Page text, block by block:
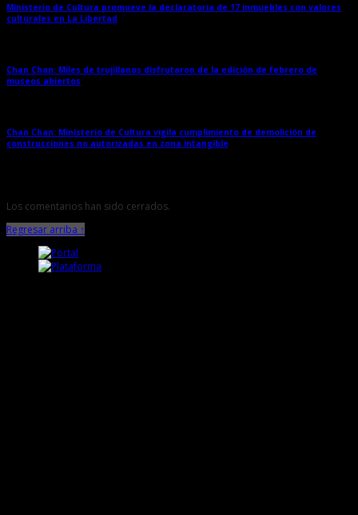
Ministerio de Cultura promueve la declaratoria de 17 inmuebles con valores
culturales en La Libertad
Chan Chan: Miles de trujillanos disfrutaron de la edición de febrero de
museos abiertos
Chan Chan: Ministerio de Cultura vigila cumplimiento de demolición de
construcciones no autorizadas en zona intangible
Los comentarios han sido cerrados.
Regresar arriba ↑